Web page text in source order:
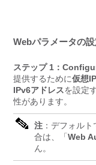
Webパラメータの設
ステップ 1：
提供するために仮想
IPv6アドレスを設定
性があります。
注 ：デフォル
合は、「 Web
ん。